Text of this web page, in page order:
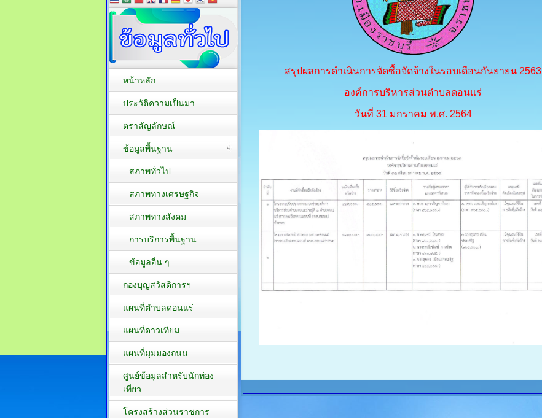
สรุปผลการดำเนินการจัดซื้อจัดจ้างในรอบเดือนกันยายน 2563
องค์การบริหารส่วนตำบลดอนแร่
วันที่ 31 มกราคม พ.ศ. 2564
หน้าหลัก
ประวัติความเป็นมา
ตราสัญลักษณ์
ข้อมูลพื้นฐาน
สภาพทั่วไป
สภาพทางเศรษฐกิจ
สภาพทางสังคม
การบริการพื้นฐาน
ข้อมูลอื่น ๆ
กองบุญสวัสดิการฯ
แผนที่ตำบลดอนแร่
แผนที่ดาวเทียม
แผนที่มุมมองถนน
ศูนย์ข้อมูลสำหรับนักท่อง
เที่ยว
โครงสร้างส่วนราชการ